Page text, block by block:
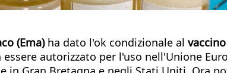
(Ema)ha dato l'ok condizionale al
autorizzato per l'uso nell'Unione